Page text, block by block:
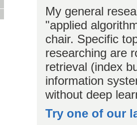
My general
"applied
chair. Specific
researching are
retrieval (index
information
without deep
Try one of our